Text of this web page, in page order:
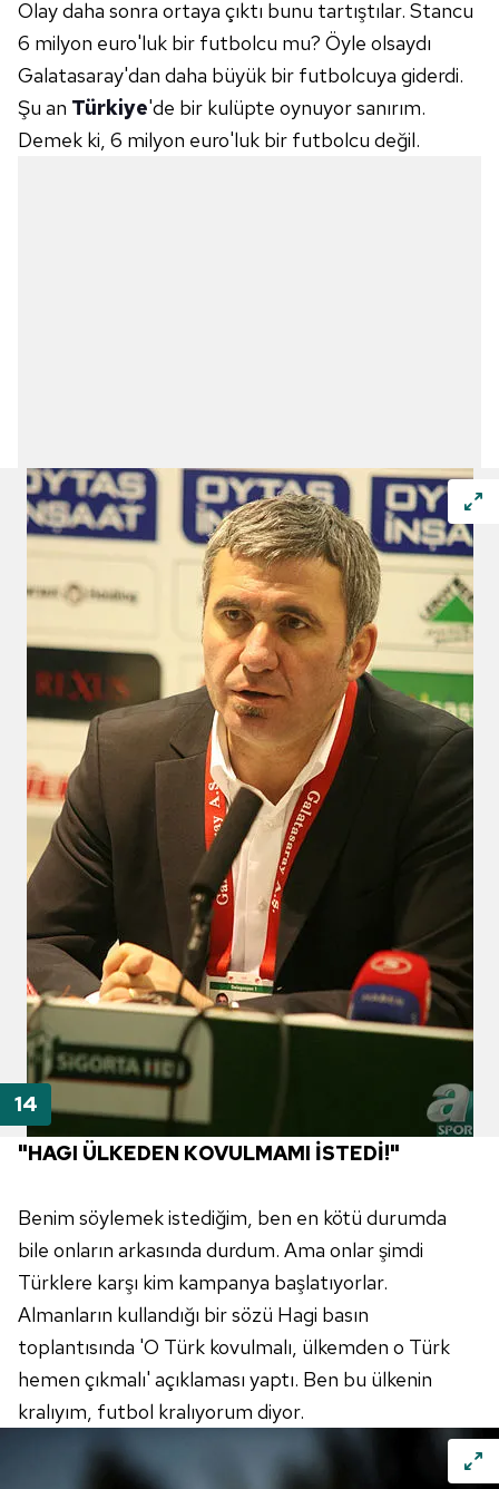
Olay daha sonra ortaya çıktı bunu tartıştılar. Stancu
6 milyon euro'luk bir futbolcu mu? Öyle olsaydı
Galatasaray'dan daha büyük bir futbolcuya giderdi.
Şu an Türkiye'de bir kulüpte oynuyor sanırım.
Demek ki, 6 milyon euro'luk bir futbolcu değil.
"HAGI ÜLKEDEN KOVULMAMI İSTEDİ!"
Benim söylemek istediğim, ben en kötü durumda
bile onların arkasında durdum. Ama onlar şimdi
Türklere karşı kim kampanya başlatıyorlar.
Almanların kullandığı bir sözü Hagi basın
toplantısında 'O Türk kovulmalı, ülkemden o Türk
hemen çıkmalı' açıklaması yaptı. Ben bu ülkenin
kralıyım, futbol kralıyorum diyor.